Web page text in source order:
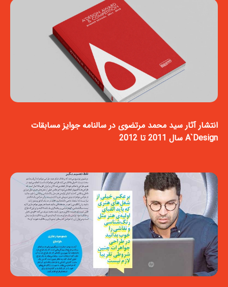
انتشار آثار سید محمد مرتضوی در سالنامه جوایز مسابقات
A`Design سال 2011 تا 2012